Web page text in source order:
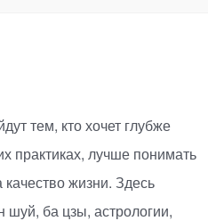
тем, кто хочет глубже
практиках, лучше понимать
жизни. Здесь
ба цзы, астрологии,